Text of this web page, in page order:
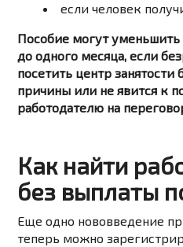
если человек
Пособие могут уменьшить
до одного месяца, если
посетить центр занятости
причины или не явится к
работодателю на
Как найти
без выплаты
Еще одно нововведение
теперь можно